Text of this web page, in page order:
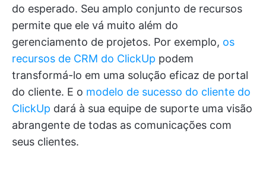
do esperado. Seu amplo conjunto de recursos
permite que ele vá muito além do
gerenciamento de projetos. Por exemplo, os
recursos de CRM do ClickUp podem
transformá-lo em uma solução eficaz de portal
do cliente. E o modelo de sucesso do cliente do
ClickUp dará à sua equipe de suporte uma visão
abrangente de todas as comunicações com
seus clientes.